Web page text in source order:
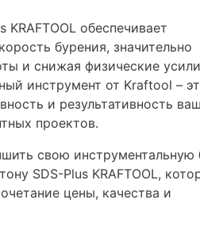
KRAFTOOL обеспечивает
бурения, значительно
и снижая физические
инструмент от Kraftool –
и результативность
проектов.
свою инструментальную
SDS-Plus KRAFTOOL,
цены, качества и